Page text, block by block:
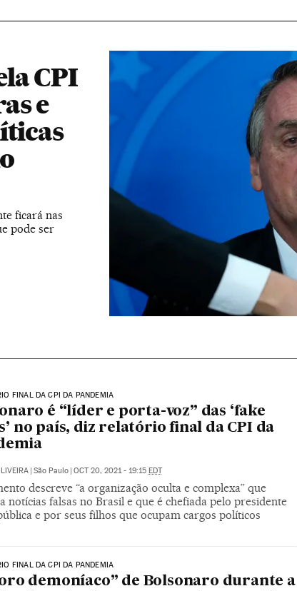
CPI
e
ficará nas
pode ser
FINAL DA CPI DA PANDEMIA
é “líder e porta-voz” das ‘fake
no país, diz relatório final da CPI da
| São Paulo | OCT 20, 2021 - 19:15 EDT
descreve “a organização oculta e complexa” que
notícias falsas no Brasil e que é chefiada pelo presidente
e por seus filhos que ocupam cargos políticos
FINAL DA CPI DA PANDEMIA
demoníaco” de Bolsonaro durante a